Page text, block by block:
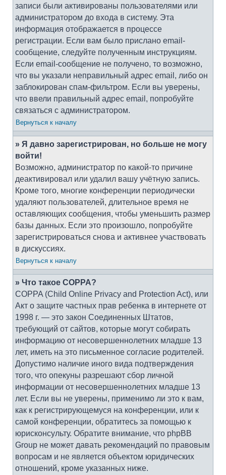
записи были активированы пользователями или
администратором до входа в систему. Эта
информация отображается в процессе
регистрации. Если вам было прислано email-
сообщение, следуйте полученным инструкциям.
Если email-сообщение не получено, то возможно,
что вы указали неправильный адрес email, либо он
заблокирован спам-фильтром. Если вы уверены,
что ввели правильный адрес email, попробуйте
связаться с администратором.
Вернуться к началу
» Я давно зарегистрирован, но больше не могу
войти!
Возможно, администратор по какой-то причине
деактивировал или удалил вашу учётную запись.
Кроме того, многие конференции периодически
удаляют пользователей, длительное время не
оставляющих сообщения, чтобы уменьшить размер
базы данных. Если это произошло, попробуйте
зарегистрироваться снова и активнее участвовать
в дискуссиях.
Вернуться к началу
» Что такое COPPA?
COPPA (Child Online Privacy and Protection Act), или
Акт о защите частных прав ребенка в интернете от
1998 г. — это закон Соединенных Штатов,
требующий от сайтов, которые могут собирать
информацию от несовершеннолетних младше 13
лет, иметь на это письменное согласие родителей.
Допустимо наличие иного вида подтверждения
того, что опекуны разрешают сбор личной
информации от несовершеннолетних младше 13
лет. Если вы не уверены, применимо ли это к вам,
как к регистрирующемуся на конференции, или к
самой конференции, обратитесь за помощью к
юрисконсульту. Обратите внимание, что phpBB
Group не может давать рекомендаций по правовым
вопросам и не является объектом юридических
отношений, кроме указанных ниже.